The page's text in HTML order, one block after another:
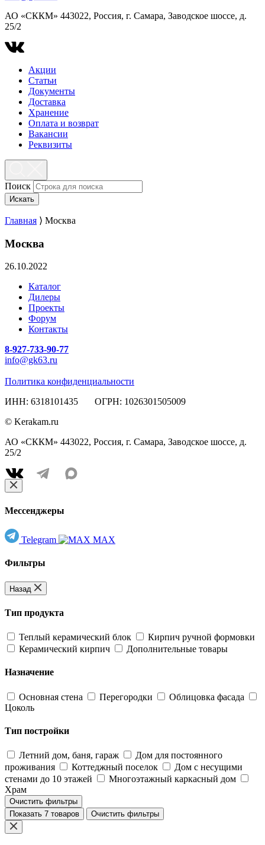
АО «СККМ» 443022, Россия, г. Самара, Заводское шоссе, д.
25/2
Акции
Статьи
Документы
Доставка
Хранение
Оплата и возврат
Вакансии
Реквизиты
Поиск
Искать
Главная ⟩ Москва
Москва
26.10.2022
Каталог
Дилеры
Проекты
Форум
Контакты
8-927-733-90-77
info@gk63.ru
Политика конфиденциальности
ИНН: 6318101435 ОГРН: 1026301505009
© Kerakam.ru
АО «СККМ» 443022, Россия, г. Самара, Заводское шоссе, д.
25/2
Мессенджеры
Telegram MAX
Фильтры
Назад
Тип продукта
Теплый керамический блок
Кирпич ручной формовки
Керамический кирпич
Дополнительные товары
Назначение
Основная стена Перегородки
Облицовка фасада
Цоколь
Тип постройки
Летний дом, баня, гараж
Дом для постоянного
проживания
Коттеджный поселок
Дом с несущими
стенами до 10 этажей
Многоэтажный каркасный дом
Храм
Очистить фильтры
Показать 7 товаров
Очистить фильтры